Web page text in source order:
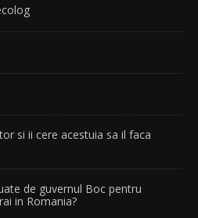
si ii cere acestuia sa il faca
de guvernul Boc pentru
in Romania?